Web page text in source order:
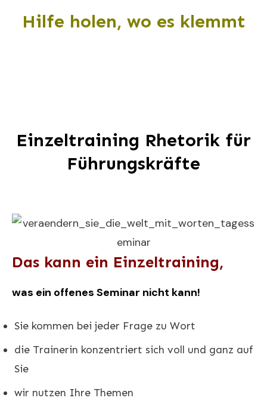
Hilfe holen, wo es klemmt
Einzeltraining Rhetorik für
Führungskräfte
Das kann ein Einzeltraining,
was ein offenes Seminar nicht kann!
Sie kommen bei jeder Frage zu Wort
die Trainerin konzentriert sich voll und ganz auf
Sie
wir nutzen Ihre Themen